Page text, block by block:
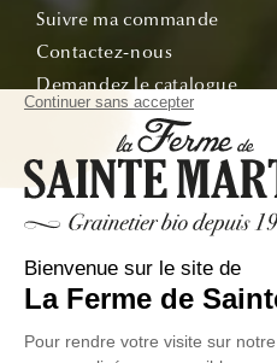
Suivre ma commande
Contactez-nous
Demandez le catalogue
Bon de commande
Tous nos conseils
Abonnez-vous
E-mail